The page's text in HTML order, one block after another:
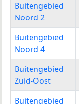
Buitengebied
Noord 2
Buitengebied
Noord 4
Buitengebied
Zuid-Oost
Buitengebied